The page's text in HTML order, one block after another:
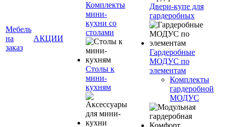
Мебель
на
заказ
АКЦИИ
Комплекты
мини-
кухни со
столами
Столы к
мини-
кухням
Двери-купе для
гардеробных
Гардеробные
МОДУС по
элементам
Комплекты
гардеробной
МОДУС